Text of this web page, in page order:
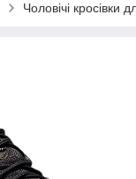
Чоловічі